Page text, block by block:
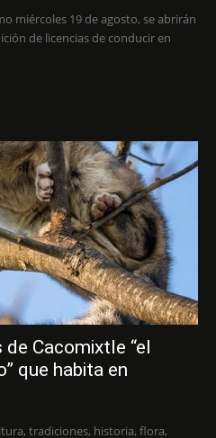
miércoles 19 de agosto, se abrirán
de licencias de conducir en
Cacomixtle “el
que habita en
tradiciones, historia, flora,